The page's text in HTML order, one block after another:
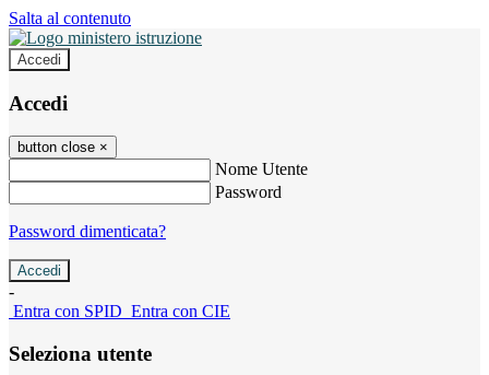
Salta al contenuto
Accedi
Accedi
button close ×
Nome Utente
Password
Password dimenticata?
-
Entra con SPID Entra con CIE
Seleziona utente